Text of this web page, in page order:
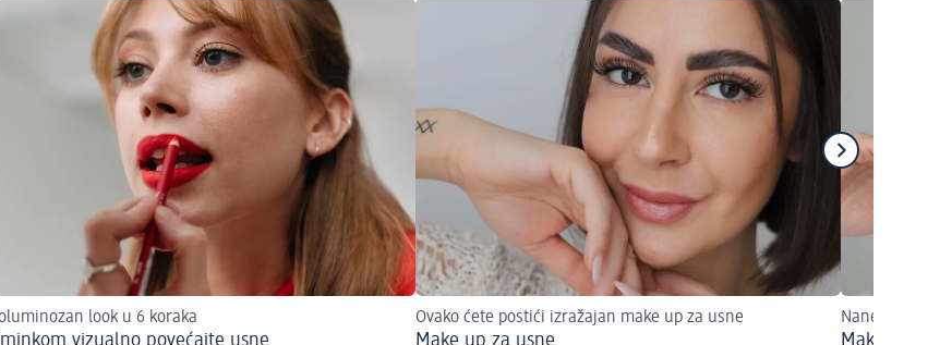
look u 6 koraka
vizualno povećajte usne
Ovako ćete postići izražajan make up za usne
Make up za usne
Nanesite
Make up za